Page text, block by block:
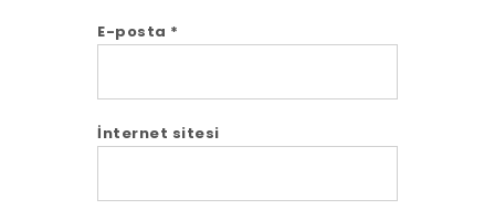
E-posta *
İnternet sitesi